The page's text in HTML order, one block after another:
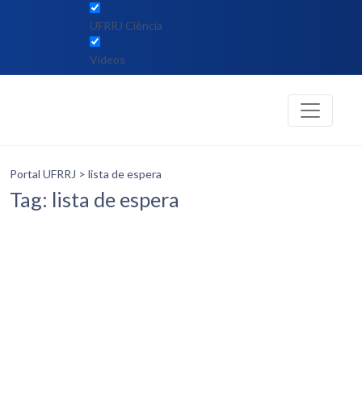
UFRRJ Ciência
Vídeos
Portal UFRRJ > lista de espera
Tag: lista de espera